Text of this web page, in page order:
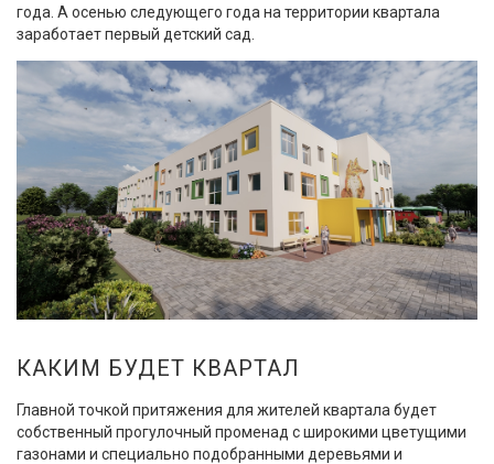
года. А осенью следующего года на территории квартала
заработает первый детский сад.
КАКИМ БУДЕТ КВАРТАЛ
Главной точкой притяжения для жителей квартала будет
собственный прогулочный променад с широкими цветущими
газонами и специально подобранными деревьями и